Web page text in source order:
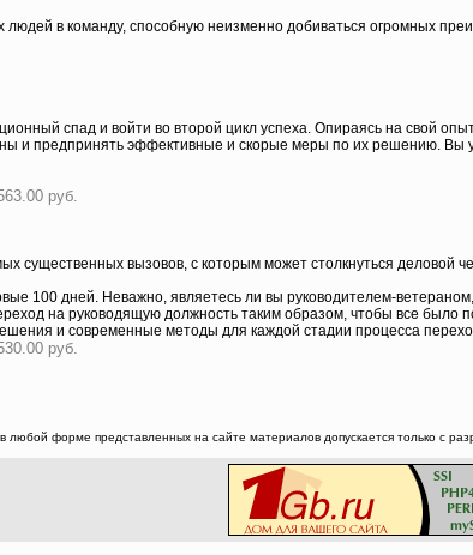
в команду, способную неизменно добиваться огромных
спад и войти во второй цикл успеха. Опираясь на свой
и предпринять эффективные и скорые меры по их решению. Вы
руб.
существенных вызовов, с которым может столкнуться деловой
100 дней. Неважно, являетесь ли вы руководителем-
на руководящую должность таким образом, чтобы все
и современные методы для каждой стадии процесса
руб.
любой форме представленных на сайте материалов допускается только с